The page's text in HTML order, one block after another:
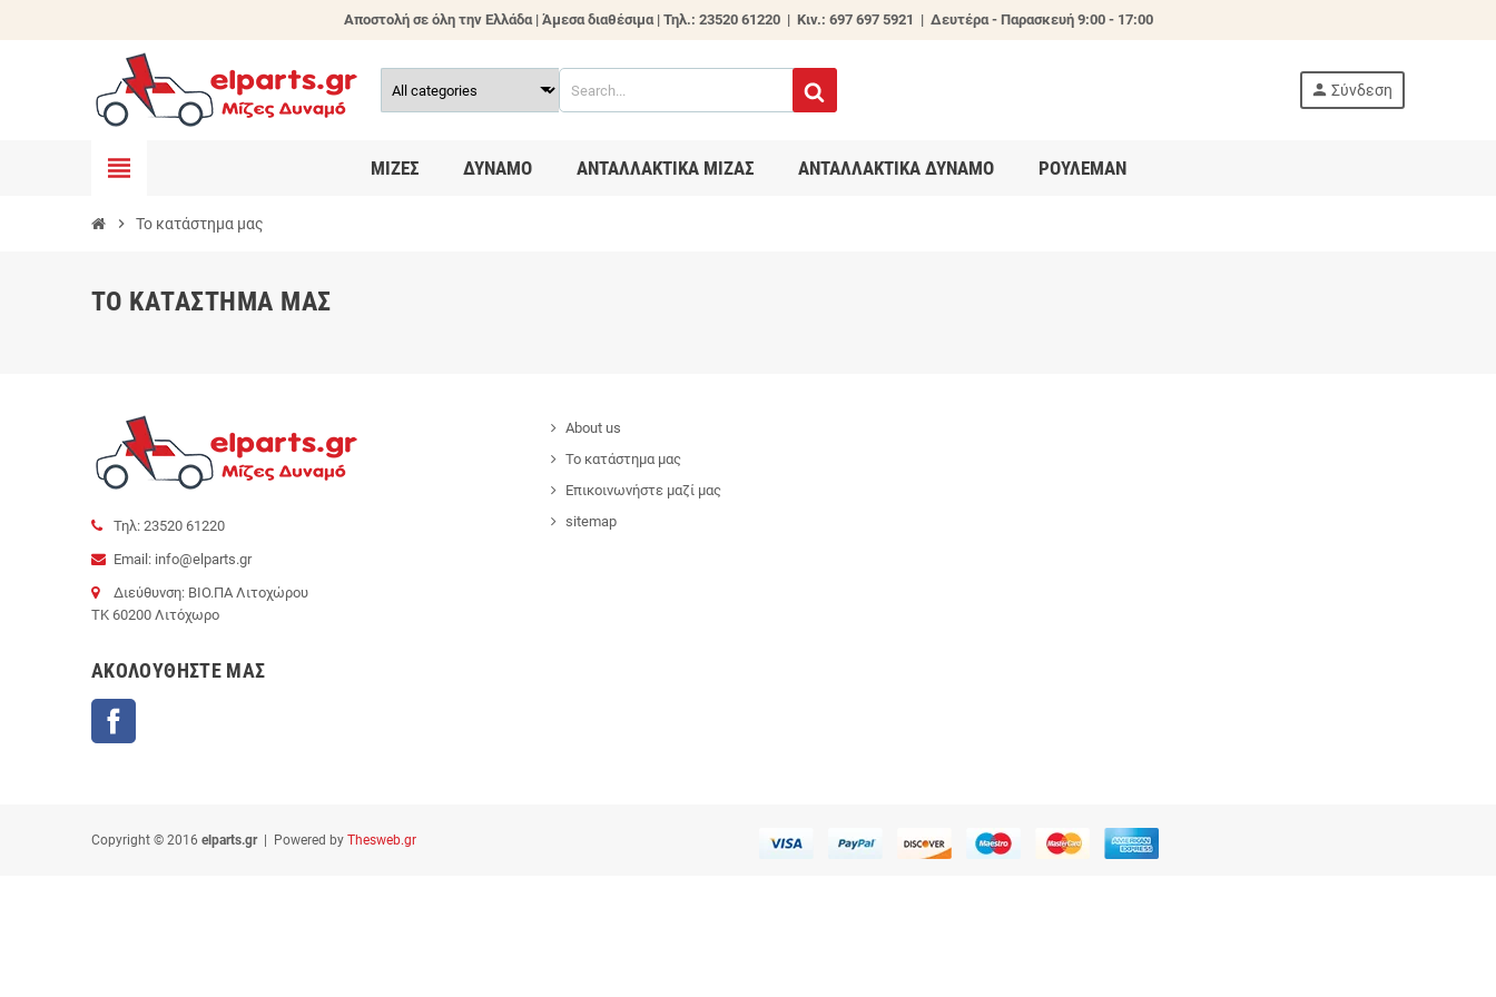
Αποστολή σε όλη την Ελλάδα | Άμεσα διαθέσιμα |Τηλ.: 23520 61220 | Κιν.: 697 697 5921 | Δευτέρα - Παρασκευή 9:00 - 17:00
person Σύνδεση
view_headline ΜΊΖΕΣ ΔΥΝΑΜΟ ΑΝΤΑΛΛΑΚΤΙΚΑ ΜΙΖΑΣ ΑΝΤΑΛΛΑΚΤΙΚΑ ΔΥΝΑΜΟ ΡΟΥΛΕΜΑΝ
chevron_right Το κατάστημα μας
ΤΟ ΚΑΤΆΣΤΗΜΑ ΜΑΣ
Τηλ: 23520 61220
Email: info@elparts.gr
Διεύθυνση: ΒΙΟ.ΠΑ Λιτοχώρου
ΤΚ 60200 Λιτόχωρο
AΚΟΛΟΥΘΉΣΤΕ ΜΑΣ
About us
Το κατάστημα μας
Επικοινωνήστε μαζί μας
sitemap
Copyright © 2016 elparts.gr | Powered by Thesweb.gr